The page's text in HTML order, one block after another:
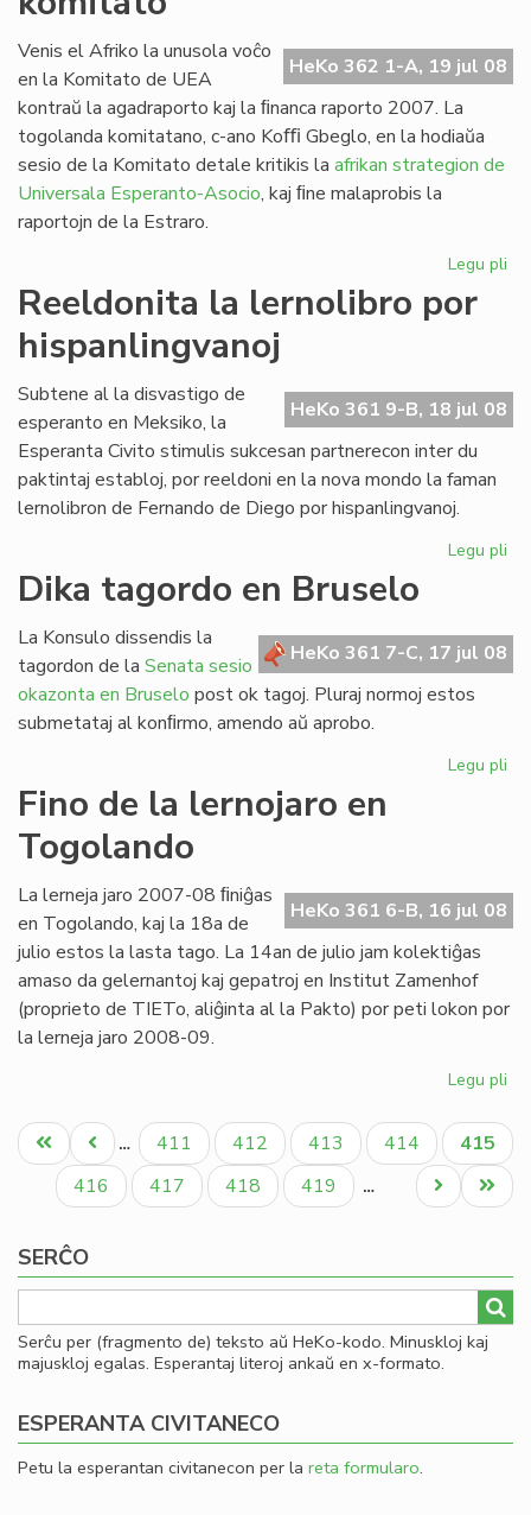
HeKo 362 1-A, 19 jul 08
Venis el Afriko la unusola voĉo
en la Komitato de UEA
kontraŭ la agadraporto kaj la ﬁnanca raporto 2007. La
togolanda komitatano, c-ano Koﬃ Gbeglo, en la hodiaŭa
sesio de la Komitato detale kritikis la afrikan strategion de
Universala Esperanto-Asocio, kaj ﬁne malaprobis la
raportojn de la Estraro.
Legu pli
Reeldonita la lernolibro por
hispanlingvanoj
HeKo 361 9-B, 18 jul 08
Subtene al la disvastigo de
esperanto en Meksiko, la
Esperanta Civito stimulis sukcesan partnerecon inter du
paktintaj establoj, por reeldoni en la nova mondo la faman
lernolibron de Fernando de Diego por hispanlingvanoj.
Legu pli
Dika tagordo en Bruselo
HeKo 361 7-C, 17 jul 08
La Konsulo dissendis la
tagordon de la Senata sesio
okazonta en Bruselo post ok tagoj. Pluraj normoj estos
submetataj al konﬁrmo, amendo aŭ aprobo.
Legu pli
Fino de la lernojaro en
Togolando
HeKo 361 6-B, 16 jul 08
La lerneja jaro 2007-08 ﬁniĝas
en Togolando, kaj la 18a de
julio estos la lasta tago. La 14an de julio jam kolektiĝas
amaso da gelernantoj kaj gepatroj en Institut Zamenhof
(proprieto de TIETo, aliĝinta al la Pakto) por peti lokon por
la lerneja jaro 2008-09.
Legu pli
de
la
en
Pagination
Unua
paĝo
Antaŭa
paĝo
… Paĝo
411 Paĝo
412 Paĝo
413 Paĝo
414
Aktuala
paĝo
415
Paĝo
416 Paĝo
417 Paĝo
418 Paĝo
419 …
Last
page
Next
page
SERĈO
Serĉu per (fragmento de) teksto aŭ HeKo-kodo. Minuskloj kaj
majuskloj egalas. Esperantaj literoj ankaŭ en x-formato.
ESPERANTA CIVITANECO
Petu la esperantan civitanecon per la reta formularo.